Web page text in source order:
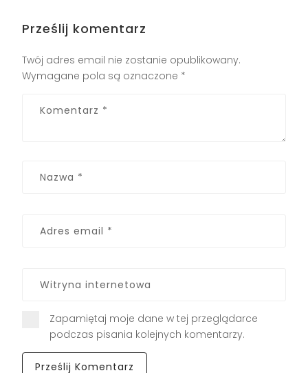
Prześlij komentarz
Twój adres email nie zostanie opublikowany.
Wymagane pola są oznaczone *
Zapamiętaj moje dane w tej przeglądarce
podczas pisania kolejnych komentarzy.